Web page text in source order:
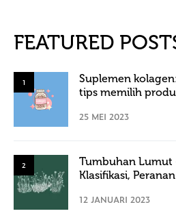
FEATURED
1
Suplemen
tips memilih
25 MEI 2023
2
Tumbuhan Lumut
Klasifikasi, Peranan
12 JANUARI 2023